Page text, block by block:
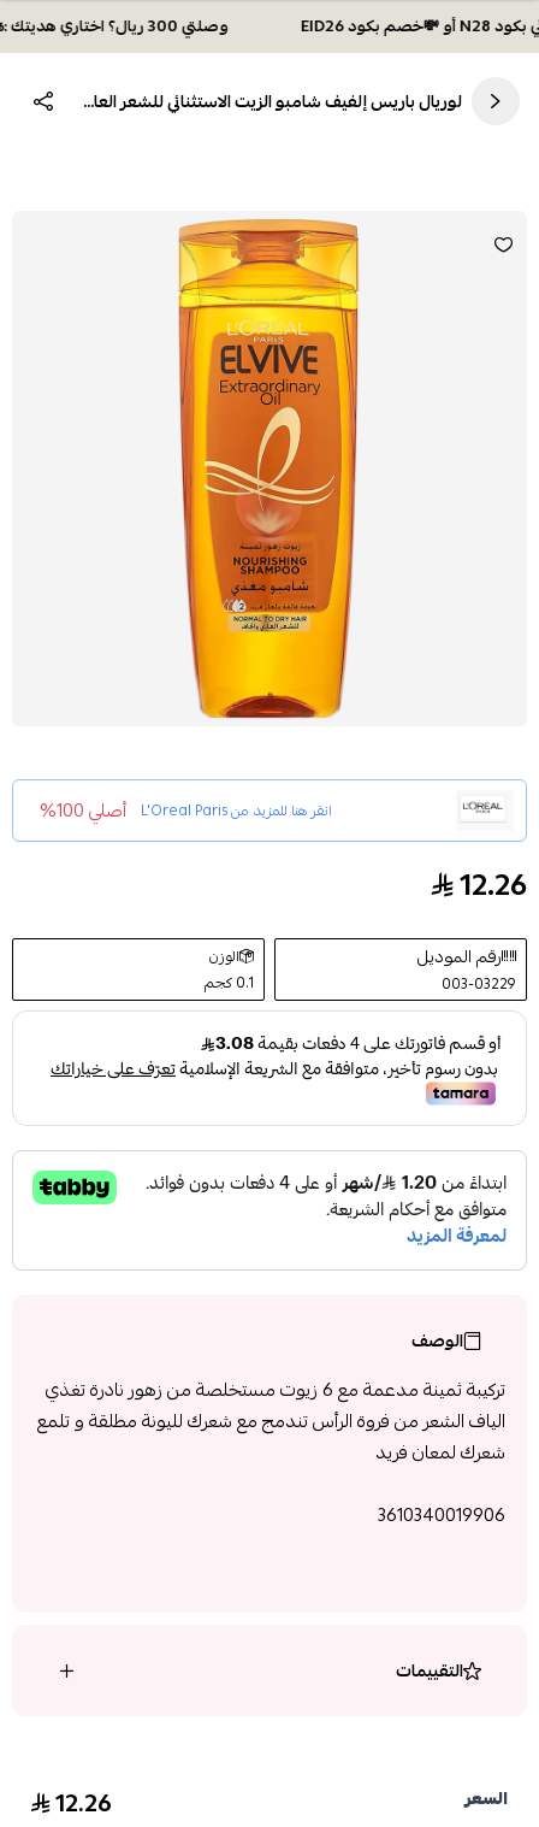
وصلتي 300 ريال؟ اختاري هديتك :🏍 شحن مجاني بكود N28 أو 💸خصم بكود EID26
لوريال باريس إلفيف شامبو الزيت الاستثنائي للشعر العادي إلى الجاف 200 مل
انقر هنا للمزيد منL'Oreal Paris أصلي 100%
لوريال باريس إلفيف شامبو الزيت الاستثنائي للشعر العادي
12.26
رقم الموديل
003-03229
الوزن
0.1 كجم
الوصف
تركيبة ثمينة مدعمة مع 6 زيوت مستخلصة من زهور نادرة تغذي
الياف الشعر من فروة الرأس تندمج مع شعرك لليونة مطلقة و تلمع
شعرك لمعان فريد
3610340019906
التقييمات
السعر 12.26